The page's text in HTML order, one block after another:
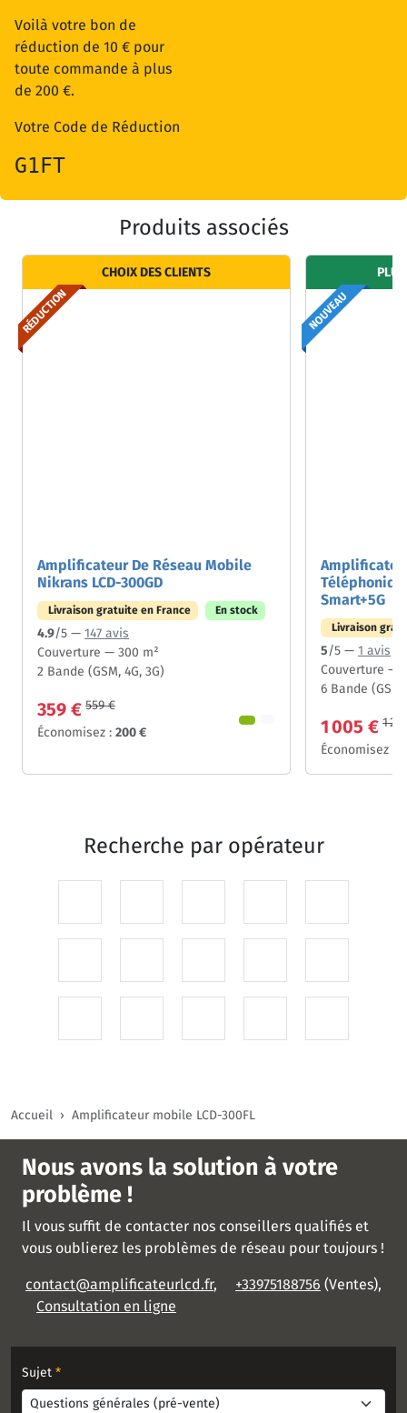
Voilà votre bon de
réduction de 10 € pour
toute commande à plus
de 200 €.
Votre Code de Réduction
G1FT
Produits associés
CHOIX DES CLIENTS
RÉDUCTION
Amplificateur De Réseau Mobile
Nikrans LCD-300GD
Livraison gratuite en France En stock
4.9/5 — 147 avis
Couverture — 300 m²
2 Bande (GSM, 4G, 3G)
359 € 559 €
Économisez : 200 €
NOUVEAU
Smart+5G
Livraison
5/5 — 1 avis
Couverture —
6 Bande (GSM,
1 005 € 1
Économisez :
Recherche par opérateur
Accueil Amplificateur mobile LCD-300FL
Nous avons la solution à votre
problème !
Il vous suffit de contacter nos conseillers qualifiés et
vous oublierez les problèmes de réseau pour toujours !
contact@amplificateurlcd.fr, +33975188756 (Ventes),
Consultation en ligne
Sujet *